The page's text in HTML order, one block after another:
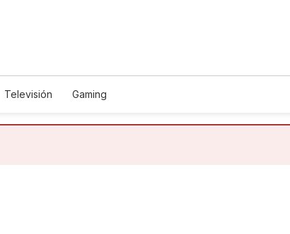
Televisión Gaming